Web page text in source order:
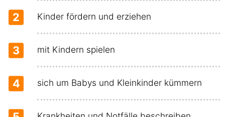
2 Kinder fördern und erziehen
3 mit Kindern spielen
4 sich um Babys und Kleinkinder kümmern